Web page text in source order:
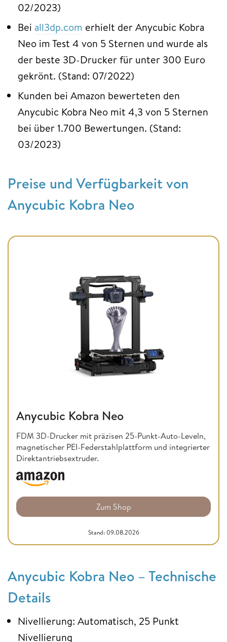
02/2023)
Bei all3dp.com erhielt der Anycubic Kobra
Neo im Test 4 von 5 Sternen und wurde als
der beste 3D-Drucker für unter 300 Euro
gekrönt. (Stand: 07/2022)
Kunden bei Amazon bewerteten den
Anycubic Kobra Neo mit 4,3 von 5 Sternen
bei über 1.700 Bewertungen. (Stand:
03/2023)
Preise und Verfügbarkeit von
Anycubic Kobra Neo
Anycubic Kobra Neo
FDM 3D-Drucker mit präzisen 25-Punkt-Auto-Leveln,
magnetischer PEI-Federstahlplattform und integrierter
Direktantriebsextruder.
Zum Shop
Stand: 09.08.2026
Anycubic Kobra Neo – Technische
Details
Nivellierung: Automatisch, 25 Punkt
Nivellierung